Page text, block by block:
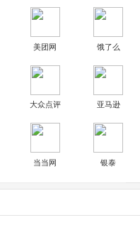
美团网 饿了么
大众点评 亚马逊
当当网 银泰